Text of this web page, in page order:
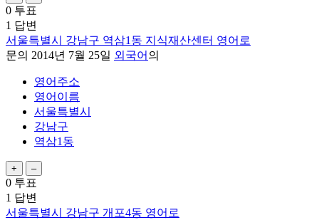
0 투표
1 답변
서울특별시 강남구 역삼1동 지식재산센터 영어로
문의 2014년 7월 25일 외국어 의
영어주소
영어이름
서울특별시
강남구
역삼1동
0 투표
1 답변
서울특별시 강남구 개포4동 영어로